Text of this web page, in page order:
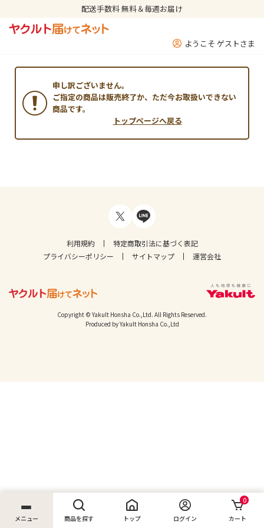
配送手数料 無料＆毎週お届け
ようこそ ゲストさま
メニュー 商品を探す トップ ログイン
0
カート
申し訳ございません。
ご指定の商品は販売終了か、ただ今お取扱いできない
商品です。
トップページへ戻る
利用規約
特定商取引法に基づく表記
プライバシーポリシー
サイトマップ 運営会社
Copyright © Yakult Honsha Co.,Ltd. All Rights Reserved.
Produced by Yakult Honsha Co.,Ltd